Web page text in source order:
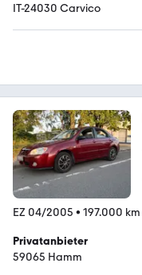
IT-24030 Carvico
EZ 04/2005 • 197.000 km
Privatanbieter
59065 Hamm